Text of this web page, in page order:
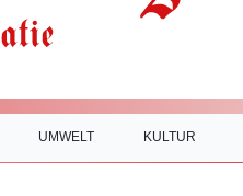
UMWELT KULTUR